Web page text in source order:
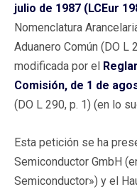
julio de 1987 (LCEur
Nomenclatura
Aduanero Común (DO L
modificada por el
Comisión, de 1 de
(DO L 290, p. 1) (en lo
Esta petición se ha
Semiconductor GmbH
Semiconductor») y el